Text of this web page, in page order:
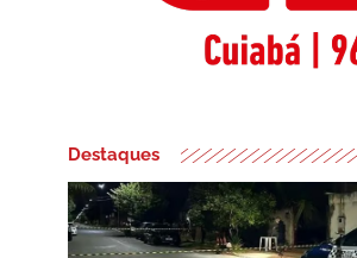
Destaques